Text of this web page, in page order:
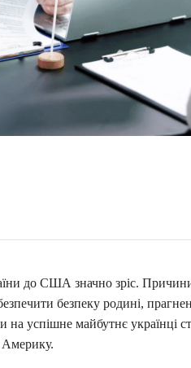
до США значно зріс. Причини
безпеку родині,
на успішне майбутнє українці
Америку.